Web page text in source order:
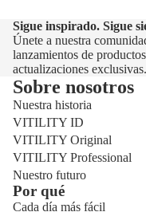
Sigue inspirado. Sigue
Únete a nuestra
lanzamientos de
actualizaciones exclusivas.
Sobre nosotros
Nuestra historia
VITILITY ID
VITILITY Original
VITILITY Professional
Nuestro futuro
Por qué
Cada día más fácil